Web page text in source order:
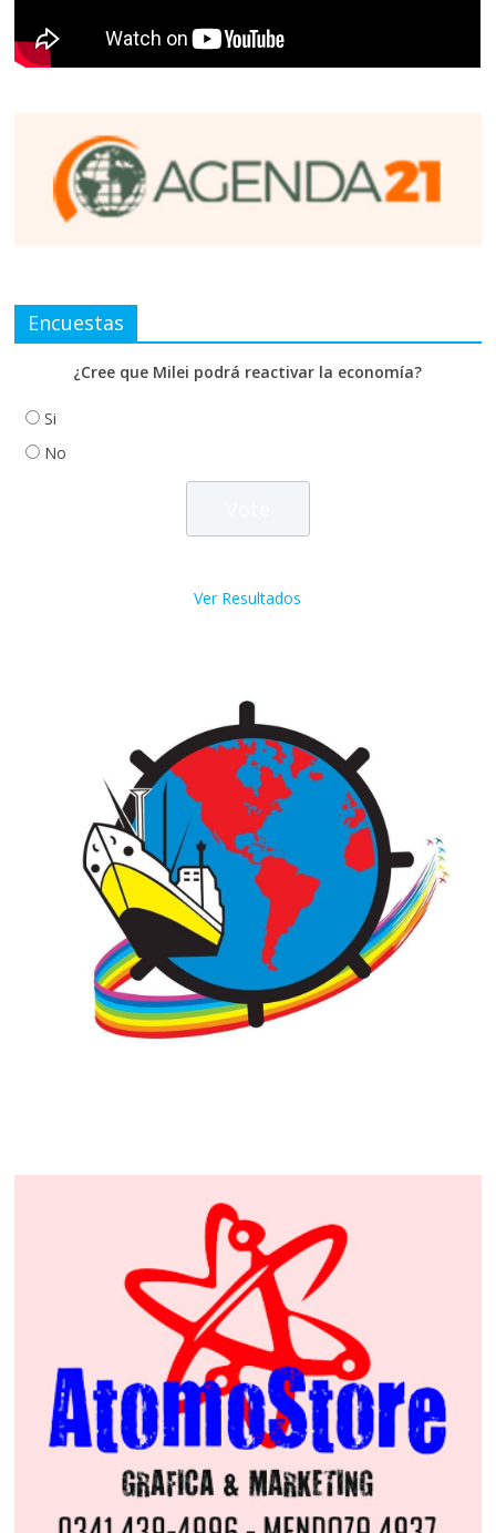
Encuestas
¿Cree que Milei podrá reactivar la economía?
Si
No
Ver Resultados